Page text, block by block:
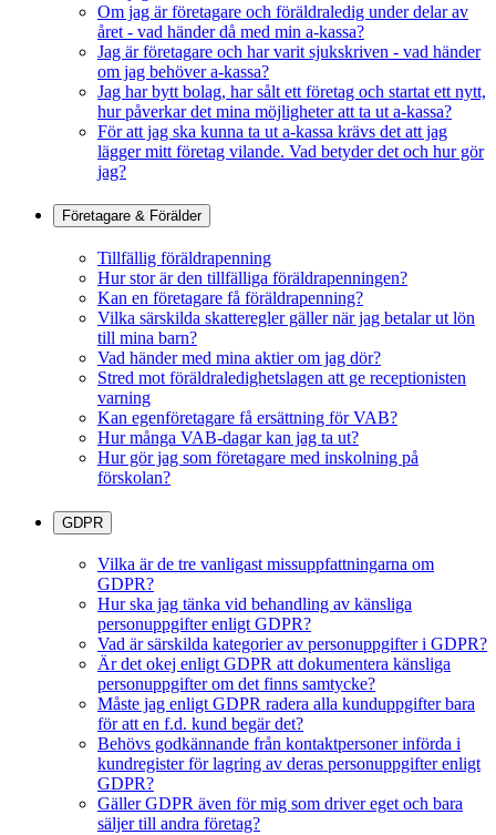
Om jag är företagare och föräldraledig under delar av
året - vad händer då med min a-kassa?
Jag är företagare och har varit sjukskriven - vad händer
om jag behöver a-kassa?
Jag har bytt bolag, har sålt ett företag och startat ett nytt,
hur påverkar det mina möjligheter att ta ut a-kassa?
För att jag ska kunna ta ut a-kassa krävs det att jag
lägger mitt företag vilande. Vad betyder det och hur gör
jag?
Företagare & Förälder
Tillfällig föräldrapenning
Hur stor är den tillfälliga föräldrapenningen?
Kan en företagare få föräldrapenning?
Vilka särskilda skatteregler gäller när jag betalar ut lön
till mina barn?
Vad händer med mina aktier om jag dör?
Stred mot föräldraledighetslagen att ge receptionisten
varning
Kan egenföretagare få ersättning för VAB?
Hur många VAB-dagar kan jag ta ut?
Hur gör jag som företagare med inskolning på
förskolan?
GDPR
Vilka är de tre vanligast missuppfattningarna om
GDPR?
Hur ska jag tänka vid behandling av känsliga
personuppgifter enligt GDPR?
Vad är särskilda kategorier av personuppgifter i GDPR?
Är det okej enligt GDPR att dokumentera känsliga
personuppgifter om det finns samtycke?
Måste jag enligt GDPR radera alla kunduppgifter bara
för att en f.d. kund begär det?
Behövs godkännande från kontaktpersoner införda i
kundregister för lagring av deras personuppgifter enligt
GDPR?
Gäller GDPR även för mig som driver eget och bara
säljer till andra företag?